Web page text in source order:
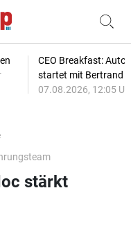
CEO Breakfast:
startet mit Bertrand
07.08.2026, 12:05
stärkt